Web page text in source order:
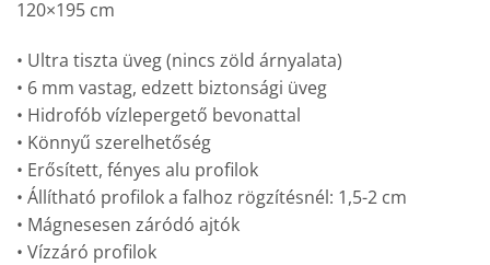
120×195 cm
• Ultra tiszta üveg (nincs zöld árnyalata)
• 6 mm vastag, edzett biztonsági üveg
• Hidrofób vízlepergető bevonattal
• Könnyű szerelhetőség
• Erősített, fényes alu profilok
• Állítható profilok a falhoz rögzítésnél: 1,5-2 cm
• Mágnesesen záródó ajtók
• Vízzáró profilok